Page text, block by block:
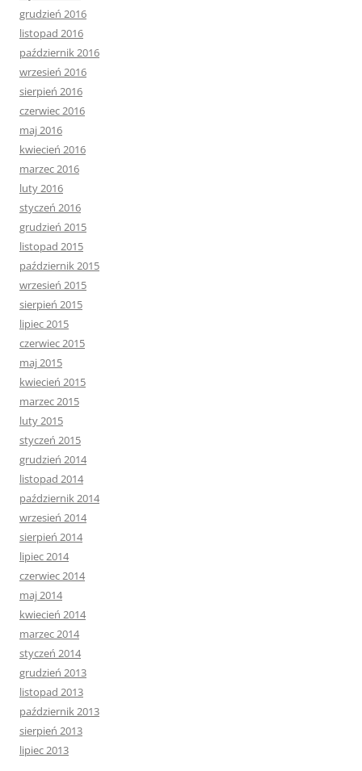
grudzień 2016
listopad 2016
październik 2016
wrzesień 2016
sierpień 2016
czerwiec 2016
maj 2016
kwiecień 2016
marzec 2016
luty 2016
styczeń 2016
grudzień 2015
listopad 2015
październik 2015
wrzesień 2015
sierpień 2015
lipiec 2015
czerwiec 2015
maj 2015
kwiecień 2015
marzec 2015
luty 2015
styczeń 2015
grudzień 2014
listopad 2014
październik 2014
wrzesień 2014
sierpień 2014
lipiec 2014
czerwiec 2014
maj 2014
kwiecień 2014
marzec 2014
styczeń 2014
grudzień 2013
listopad 2013
październik 2013
sierpień 2013
lipiec 2013